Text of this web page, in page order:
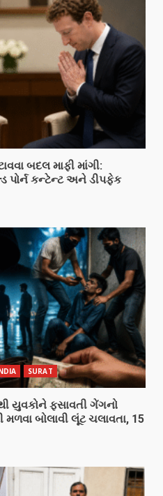
બદલ માફી માંગી:
પોર્ન કન્ટેન્ટ અને ડીપફેક
SURAT
યુવકોને ફસાવતી ગેંગનો
મળવા બોલાવી લૂંટ ચલાવતા, 15